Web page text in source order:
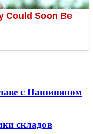
с Пашиняном
складов